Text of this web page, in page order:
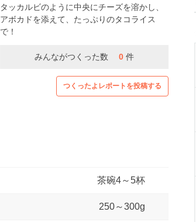
タッカルビのように中央にチーズを溶かし、
アボカドを添えて、たっぷりのタコライス
で！
みんながつくった数 0 件
つくったよレポートを投稿する
茶碗4～5杯
250～300g